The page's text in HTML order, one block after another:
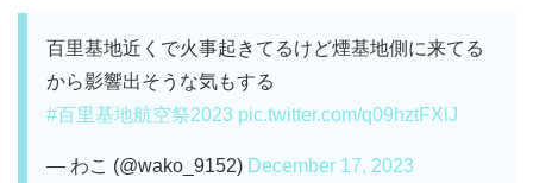
百里基地近くで火事起きてるけど煙基地側に来てる
から影響出そうな気もする
#百里基地航空祭2023 pic.twitter.com/q09hztFXlJ
— わこ (@wako_9152) December 17, 2023